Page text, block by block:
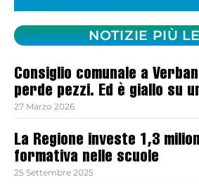
NOTIZIE PIÙ
Consiglio comunale a
perde pezzi. Ed è giallo su
27 Marzo 2026
La Regione investe 1,3
formativa nelle scuole
25 Settembre 2025